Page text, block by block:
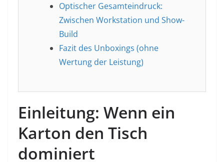
Optischer Gesamteindruck:
Zwischen Workstation und Show-
Build
Fazit des Unboxings (ohne
Wertung der Leistung)
Einleitung: Wenn ein
Karton den Tisch
dominiert